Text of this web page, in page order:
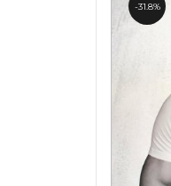
31.8%